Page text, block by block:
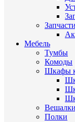
Запчасти
Мебель
Тумбы
Комоды
Шкафы
Вешалки
Полки